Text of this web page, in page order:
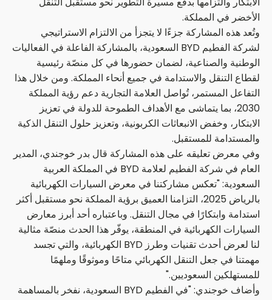
الأخضر في المملكة.
وتُعد هذه المشاركة جزءًا لا يتجزأ من الالتزام الاستراتيجي
لشركة الفطيم BYD السعودية، بالمشاركة الفاعلة في الفعاليات
الوطنية والصناعية، لضمان حضورها في كل منصّة رئيسية
لقطاع التنقل والاستدامة في جميع أنحاء المملكة. ومن خلال هذا
التفاعل المستمر، تُواصل العلامة التجارية دعم رؤية المملكة
2030، بما يتماشى مع الأهداف الطموحة للدولة في تعزيز
الابتكار، وخفض الانبعاثات الكربونية، وتعزيز حلول التنقل الذكية
والمستدامة للمستقبل.
وفي معرض تعليقه على هذه المشاركة قال بدر خوجندي، المدير
العام في شركة الفطيم لعلامة BYD في المملكة العربية
السعودية: "تعكس مشاركتنا في معرض السيارات الكهربائية
بالرياض 2025، التزامنا العميق برؤية المملكة نحو مستقبل أكثر
استدامة وابتكارًا في مجال التنقل. وباعتباره أحد أبرز معارض
السيارات الكهربائية في المنطقة، يوفّر هذا الحدث منصّة مثالية
لنا لعرض أحدث تقنيات وطرز BYD الكهربائية، والتي تجسد
مهمتنا في جعل التنقل الكهربائي متاحًا وموثوقًا وملهمًا
للمستهلكين السعوديين."
وأضاف خوجندي: "في الفطيم BYD السعودية، نفخر بالمساهمة